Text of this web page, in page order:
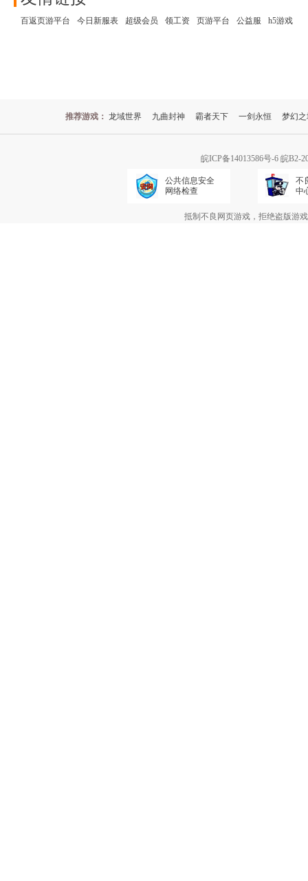
百返页游平台 今日新服表 超级会员 领工资 页游平台 公益服 h5游戏
推荐游戏： 龙域世界 九曲封神 霸者天下 一剑永恒 梦幻
皖ICP备14013586号-6 皖B2-
公共信息安全
网络检查
不
中
抵制不良网页游戏，拒绝盗版游